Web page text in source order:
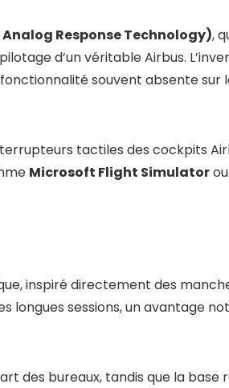
Analog Response Technology),
d’un véritable Airbus.
souvent absente
tactiles des cockpits
Microsoft Flight Simulatorou
inspiré directement des
longues sessions, un avantage
des bureaux, tandis que la base